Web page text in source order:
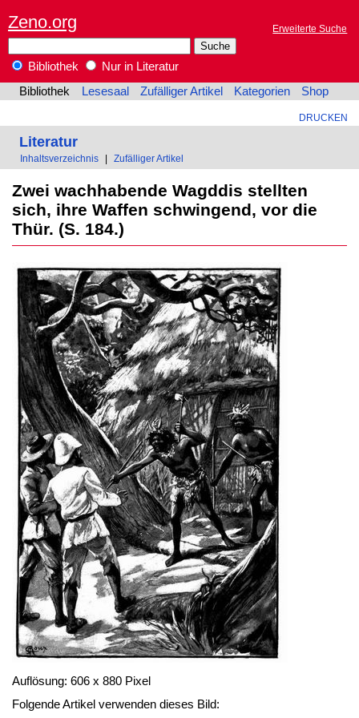
Zeno.org Erweiterte Suche
Bibliothek
Nur in Literatur
Bibliothek
Lesesaal Zufälliger Artikel Kategorien Shop
DRUCKEN
Literatur
Inhaltsverzeichnis Zufälliger Artikel
Zwei wachhabende Wagddis stellten
sich, ihre Waffen schwingend, vor die
Thür. (S. 184.)
Auflösung: 606 x 880 Pixel
Folgende Artikel verwenden dieses Bild: